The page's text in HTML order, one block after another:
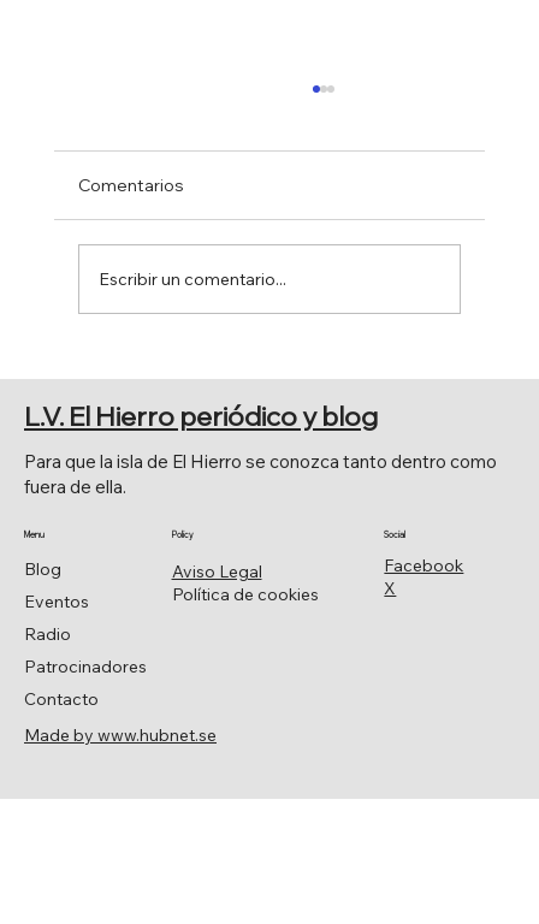
Comentarios
Escribir un comentario...
Facebook
X
Social
Aviso Legal
Política de cookies
Policy
Blog
Eventos
Radio
Patrocinadores
Contacto
Menu
Para que la isla de El Hierro se conozca tanto dentro como
fuera de ella.
L.V. El Hierro periódico y blog
Made by www.hubnet.se